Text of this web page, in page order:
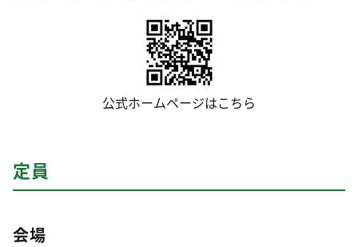
公式ホームページはこちら
定員
会場